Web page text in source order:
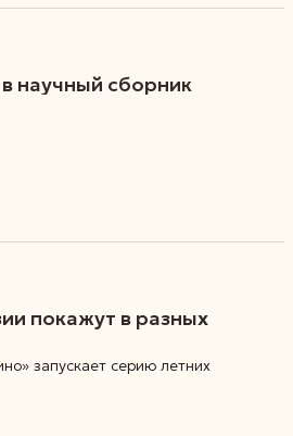
научный сборник
покажут в разных
запускает серию летних